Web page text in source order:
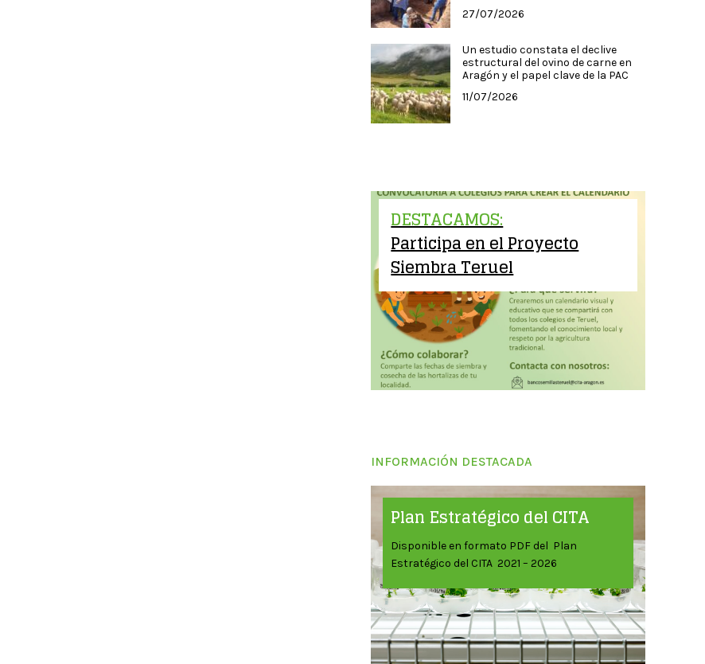
27/07/2026
Un estudio constata el declive
estructural del ovino de carne en
Aragón y el papel clave de la PAC
11/07/2026
DESTACAMOS:
Participa en el Proyecto
Siembra Teruel
INFORMACIÓN DESTACADA
Plan Estratégico del CITA
Disponible en formato PDF del Plan
Estratégico del CITA 2021 – 2026